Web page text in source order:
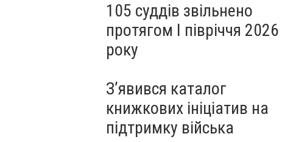
105 суддів звільнено
протягом I півріччя 2026
року
З’явився каталог
книжкових ініціатив на
підтримку війська